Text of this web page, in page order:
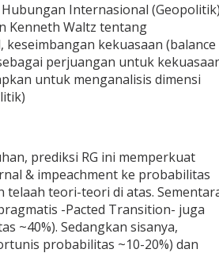
Internasional
Kenneth Waltz tentang
kekuasaan (balance
perjuangan untuk
untuk menganalisis dimensi
prediksi RG ini memperkuat
& impeachment ke probabilitas
telaah teori-teori di atas.
-Pacted Transition- juga
~40%). Sedangkan sisanya,
probabilitas ~10-20%) dan